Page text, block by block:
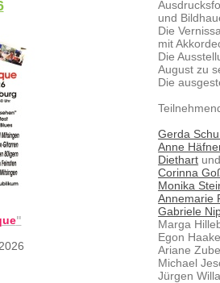
und
Die
mit
Die
August zu
Die
Gerda
Anne
Diethart
Corinna
Monika
Annemarie
Gabriele
Marga
Egon
Ariane
Michael
Jürgen
"